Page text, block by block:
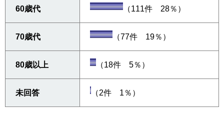
60歳代 （111件 28％）
70歳代 （77件 19％）
80歳以上 （18件 5％）
未回答 （2件 1％）